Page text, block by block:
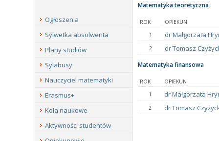
Matematyka teoretyczna
ROK
OPIEKUN
1
dr Małgorzata
2 dr Tomasz
Matematyka finansowa
ROK
OPIEKUN
1
dr Małgorzata
2 dr Tomasz
Ogłoszenia
Sylwetka absolwenta
Plany studiów
Sylabusy
Nauczyciel matematyki
Erasmus+
Koła naukowe
Aktywności studentów